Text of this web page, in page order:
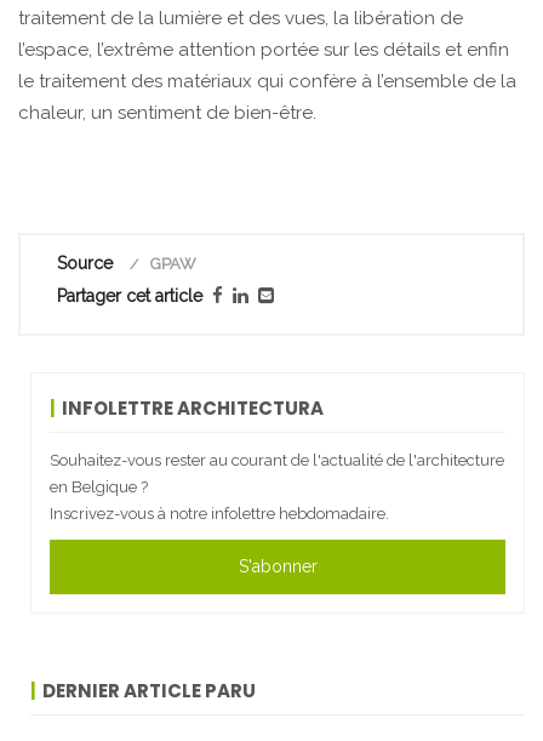
traitement de la lumière et des vues, la libération de
l’espace, l’extrême attention portée sur les détails et enfin
le traitement des matériaux qui confère à l’ensemble de la
chaleur, un sentiment de bien-être.
Source GPAW
Partager cet article
INFOLETTRE ARCHITECTURA
Souhaitez-vous rester au courant de l'actualité de l'architecture
en Belgique ?
Inscrivez-vous à notre infolettre hebdomadaire.
S'abonner
DERNIER ARTICLE PARU